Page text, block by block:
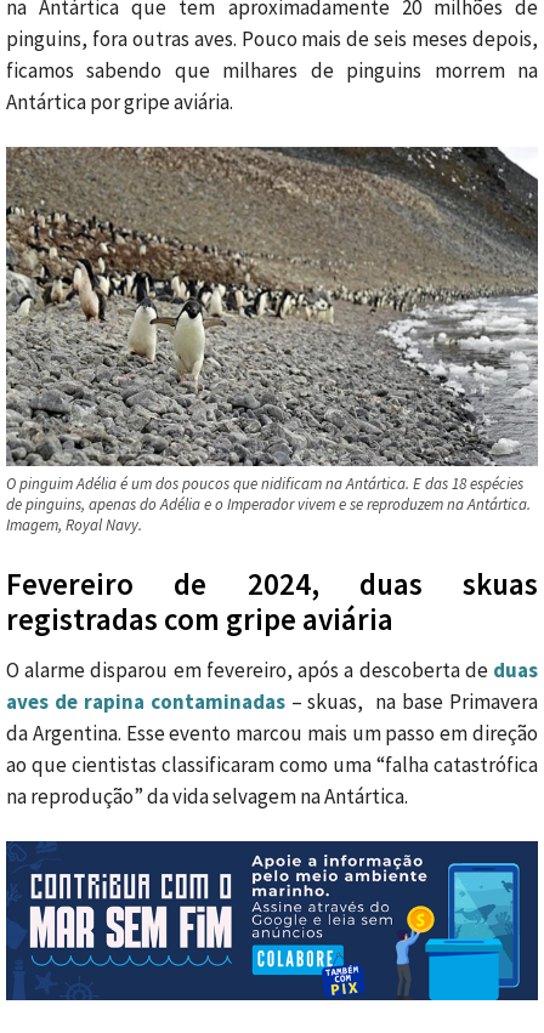
na Antártica que tem aproximadamente 20 milhões de
pinguins, fora outras aves. Pouco mais de seis meses depois,
ficamos sabendo que milhares de pinguins morrem na
Antártica por gripe aviária.
O pinguim Adélia é um dos poucos que nidificam na Antártica. E das 18 espécies
de pinguins, apenas do Adélia e o Imperador vivem e se reproduzem na Antártica.
Imagem, Royal Navy.
Fevereiro de 2024, duas skuas
registradas com gripe aviária
O alarme disparou em fevereiro, após a descoberta de duas
aves de rapina contaminadas– skuas, na base Primavera
da Argentina. Esse evento marcou mais um passo em direção
ao que cientistas classificaram como uma “falha catastrófica
na reprodução” da vida selvagem na Antártica.